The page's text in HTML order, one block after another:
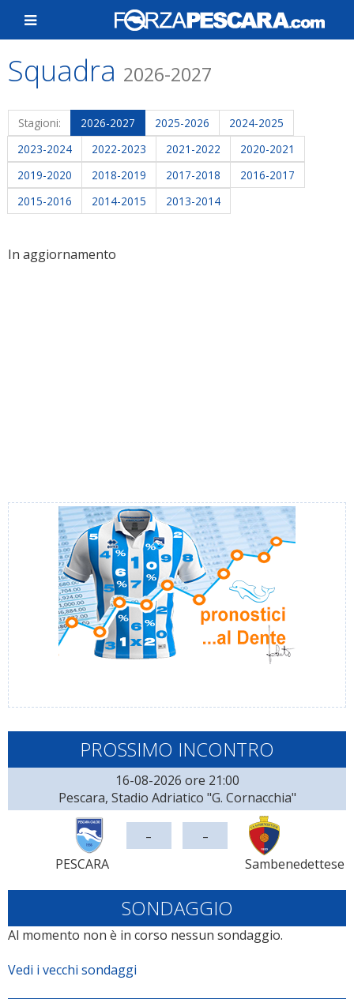
Squadra 2026-2027
Stagioni: 2026-2027 2025-2026
2024-2025
2023-2024
2022-2023 2021-2022
2020-2021
2019-2020
2018-2019 2017-2018
2016-2017
2015-2016
2014-2015 2013-2014
In aggiornamento
PROSSIMO INCONTRO
16-08-2026 ore 21:00
Pescara, Stadio Adriatico "G. Cornacchia"
PESCARA
- -
Sambenedettese
SONDAGGIO
Al momento non è in corso nessun sondaggio.
Vedi i vecchi sondaggi